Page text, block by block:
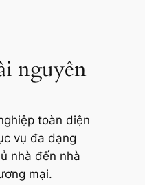
nguyên
toàn diện
vụ đa dạng
nhà đến nhà
mại.